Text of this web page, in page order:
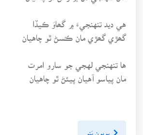
هي ديد تنهنجيءَ ۾ گھاوَ ڪيڏا
گھڙي گھڙي مان ڪـُسڻ ٿو چاهيان
ها تنهنجي لهجي جو سارو امرت
مان پياسو آهيان پيئڻ ٿو چاهيان
پويون پَنو